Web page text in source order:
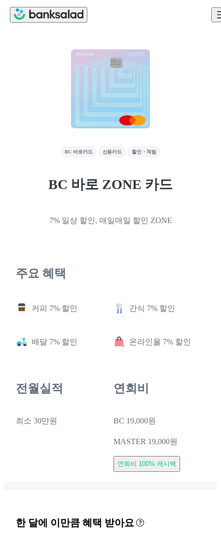
BC 바로카드 신용카드 할인・적립
BC 바로 ZONE 카드
7% 일상 할인, 매일매일 할인 ZONE
주요 혜택
커피 7% 할인 간식 7% 할인
배달 7% 할인 온라인몰 7% 할인
전월실적
최소 30만원
연회비
BC 19,000원
MASTER 19,000원
연회비 100% 캐시백
한 달에 이만큼 혜택 받아요